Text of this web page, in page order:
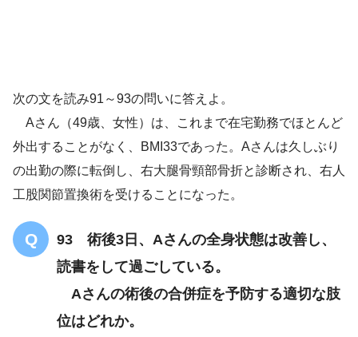
SpO 2
97%
呼吸音は異常なし
腰背部痛なし
術創部の腫脹、発
赤、熱感はない
左手の末梢血管内カテーテル刺入部に発赤、熱感があ
CRP11.4mg/dL
沈査に白血球を認めない
次の文を読み91～93の問いに答えよ。
Aさん（49歳、女性）は、これまで在宅勤務でほとんど
外出することがなく、BMI33であった。Aさんは久しぶり
の出勤の際に転倒し、右大腿骨頸部骨折と診断され、右人
工股関節置換術を受けることになった。
93 術後3日、Aさんの全身状態は改善し、
読書をして過ごしている。
Aさんの術後の合併症を予防する適切な肢
位はどれか。